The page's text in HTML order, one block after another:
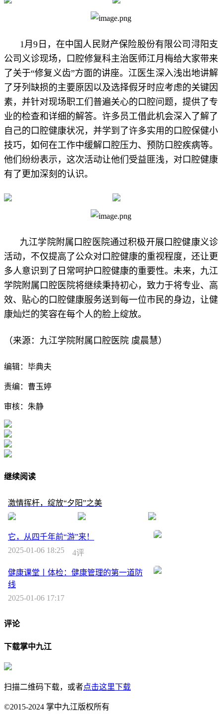
1月9日，在中国人民财产保险股份有限公司浔阳支
公司义诊现场，口腔修复科主治医师江月梅给大家带来
了关于“修复义齿”方面的讲座。江医生深入浅出地讲解
了牙列缺损的主要原因以及选择假牙时应考虑的关键因
素，并针对现场职工们普遍关心的口腔问题，提供了专
业的检查和详细的解答。许多员工借此机会深入了解了
自己的口腔健康状况，并学到了许多实用的口腔保健小
技巧，如何在工作中缓解口腔压力、预防口腔疾病等。
他们纷纷表示，这次活动让他们受益匪浅，对口腔健康
有了更加深刻的认识。
九江学院附属口腔医院通过积极开展口腔健康义诊
活动，不仅提高了公众对口腔健康的重视程度，还让更
多人意识到了日常呵护口腔健康的重要性。未来，九江
学院附属口腔医院将继续秉持初心，致力于将专业、高
效、贴心的口腔健康服务送到每一位市民的身边，让健
康灿烂的笑容在每个人的脸上绽放。
（来源：九江学院附属口腔医院 虞晨慧）
编辑：毕典夫
责编：曹玉婷
审核：朱静
继续阅读
激情挥杆，绽放“夕阳”之美
它，从四千年前“游”来！
2025-01-06 18:25
4评
健康课堂丨体检：健康管理的第一道防
线
2025-01-06 17:17
评论
下载掌中九江
扫描二维码下载，或者点击这里下载
©2015-2024 掌中九江版权所有